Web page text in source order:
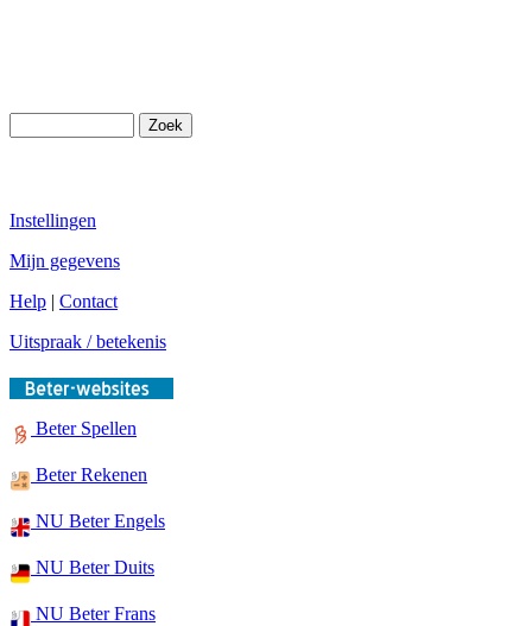
Instellingen
Mijn gegevens
Help | Contact
Uitspraak / betekenis
Beter Spellen
Beter Rekenen
NU Beter Engels
NU Beter Duits
NU Beter Frans